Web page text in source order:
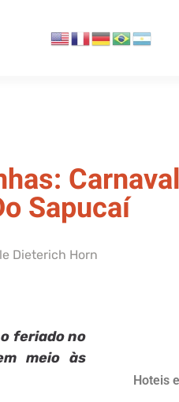
Carnaval
Sapucaí
Dieterich Horn
feriado no
meio às
Hoteis